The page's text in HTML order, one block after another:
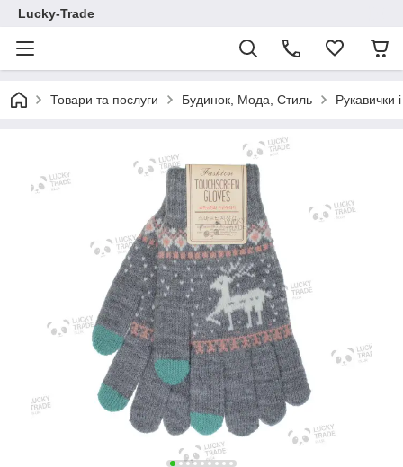
Lucky-Trade
Товари та послуги Будинок, Мода, Стиль Рукавички